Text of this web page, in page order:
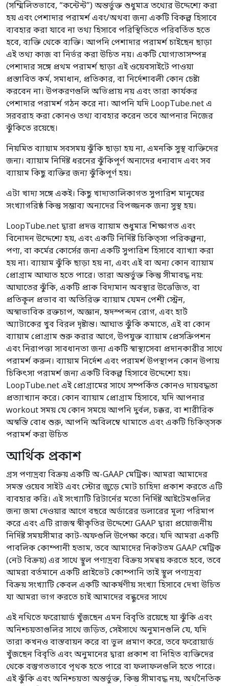
(সম্মিলিতভাবে, “কন্টেন্ট”) অন্তর্ভুক্ত শুধুমাত্র তথ্যের উদ্দেশ্যে করা
হয় এবং পেশাদার পরামর্শ এবং/অথবা জন্য একটি বিকল্প হিসাবে
ব্যবহার করা যাবে না তথ্য হিসাবে পরিস্থিতিতে পরিবর্তিত হতে
হবে, ব্যক্তি থেকে ব্যক্তি। আপনি পেশাদার পরামর্শ চাইছেন ছাড়া
এই তথ্য কাজ বা নির্ভর করা উচিত নয়। একটি যোগ্যতাসম্পন্ন
পেশাদার সঙ্গে প্রথম পরামর্শ ছাড়া এই ওয়েবসাইটে পাওয়া
প্রস্তাবিত কর্ম, সমাধান, প্রতিকার, বা নির্দেশাবলী কোন চেষ্টা
করবেন না। উপকরণগুলি অভিপ্রায় নয় এবং তারা কার্যকর
পেশাদার পরামর্শ গঠন করে না। আপনি যদি LoopTube.net এ
সরবরাহ করা কোনও তথ্য ব্যবহার করেন তবে আপনার নিজের
ঝুঁকিতে রয়েছে।
নিয়মিত ব্যায়াম সবসময় ঝুঁকি ছাড়া হয় না, এমনকি সুস্থ ব্যক্তিদের
জন্য। ব্যায়াম নির্দিষ্ট ধরনের ঝুঁকিপূর্ণ অন্যদের ধন্যবাদ এবং সব
ব্যায়াম কিছু ব্যক্তির জন্য ঝুঁকিপূর্ণ হয়।
এটা খাদ্য সঙ্গে একই। কিছু খাদ্যতালিকাগত সুপারিশ মানুষের
সংখ্যাগরিষ্ঠ কিন্তু সম্ভাব্য অন্যদের বিপজ্জনক জন্য সুস্থ হয়।
LoopTube.net দ্বারা প্রদত্ত ব্যায়াম শুধুমাত্র শিক্ষাগত এবং
বিনোদন উদ্দেশ্যে হয়, এবং একটি নির্দিষ্ট চিকিত্সা পরিকল্পনা,
পণ্য, বা কর্মের কোর্সের জন্য একটি সুপারিশ হিসাবে ব্যাখ্যা করা
হয় না। ব্যায়াম ঝুঁকি ছাড়া হয় না, এবং এই বা অন্য কোন ব্যায়াম
প্রোগ্রাম আঘাত হতে পারে। তারা অন্তর্ভুক্ত কিন্তু সীমাবদ্ধ নয়:
আঘাতের ঝুঁকি, একটি প্রাক বিদ্যমান অবস্থার উত্তেজিত, বা
প্রতিকূল প্রভাব বা অতিরিক্ত ব্যায়াম যেমন পেশী স্ট্রেন,
অস্বাভাবিক রক্তচাপ, অজ্ঞান, হৃদস্পন্দন রোগ, এবং হার্ট
অ্যাটাকের খুব বিরল দৃষ্টান্ত। আঘাত ঝুঁকি কমাতে, এই বা কোন
ব্যায়াম প্রোগ্রাম শুরু করার আগে, উপযুক্ত ব্যায়াম প্রেসক্রিপশন
এবং নিরাপত্তা সাবধানতা জন্য একটি স্বাস্থ্যসেবা প্রদানকারীর সাথে
পরামর্শ করুন। ব্যায়াম নির্দেশ এবং পরামর্শ উপস্থাপন কোন উপায়
চিকিৎসা পরামর্শ জন্য একটি বিকল্প হিসাবে উদ্দেশ্যে হয়।
LoopTube.net এই প্রোগ্রামের সাথে সম্পর্কিত কোনও দায়বদ্ধতা
প্রত্যাখ্যান করে। কোন ব্যায়াম প্রোগ্রাম হিসাবে, যদি আপনার
workout সময় যে কোন সময়ে আপনি দুর্বল, চক্কর, বা শারীরিক
অস্বস্তি বোধ শুরু, আপনি অবিলম্বে থামাতে এবং একটি চিকিত্সক
পরামর্শ করা উচিত
আর্থিক প্রকাশ
গ্রস পণ্যদ্রব্য বিক্রয় একটি অ-GAAP মেট্রিক। আমরা আমাদের
সমস্ত ওয়েব সাইট এবং স্টোর জুড়ে মোট চাহিদা প্রকাশ করতে এটি
ব্যবহার করি। এই সংখ্যাটি রিটার্নের মতো নির্দিষ্ট আইটেমগুলির
জন্য জমা দেওয়ার আগে বছরে অর্ডারের ডলারের মূল্য পরিমাপ
করে এবং এটি রাজস্ব স্বীকৃতির উদ্দেশ্যে GAAP দ্বারা প্রয়োজনীয়
নির্দিষ্ট সময়সীমার কাট-অফগুলি উপেক্ষা করে। যদি আমরা একটি
পাবলিক কোম্পানী হতাম, তবে আমাদের নিকটতম GAAP মেট্রিক
(নেট বিক্রয়) এর সাথে স্থূল পণ্যদ্রব্য বিক্রয় সমন্বয় করতে হবে, তবে
আমরা বর্তমানে একটি প্রাইভেট কোম্পানি তাই স্থূল পণ্যদ্রব্য
বিক্রয় সংখ্যাটি কেবল একটি আকর্ষণীয় সংখ্যা হিসাবে দেখা উচিত
যা আমরা ভাগ করতে চাই আমাদের বন্ধুদের সাথে
এই নথিতে ফরোয়ার্ড খুঁজছেন এমন বিবৃতি রয়েছে যা ঝুঁকি এবং
অনিশ্চয়তাগুলির সাথে জড়িত, সেইসাথে অনুমানগুলি যে, যদি
তারা কখনও বাস্তবায়ন করে বা ভুল প্রমাণ করে, তবে ফরোয়ার্ড
খুঁজছেন বিবৃতি এবং অনুমানের দ্বারা প্রকাশ বা নিহিত ব্যক্তিদের
থেকে বস্তুগতভাবে পৃথক হতে পারে বা ফলাফলগুলি হতে পারে।
এই ঝুঁকি এবং অনিশ্চয়তা অন্তর্ভুক্ত, কিন্তু সীমাবদ্ধ নয়, অর্থনৈতিক